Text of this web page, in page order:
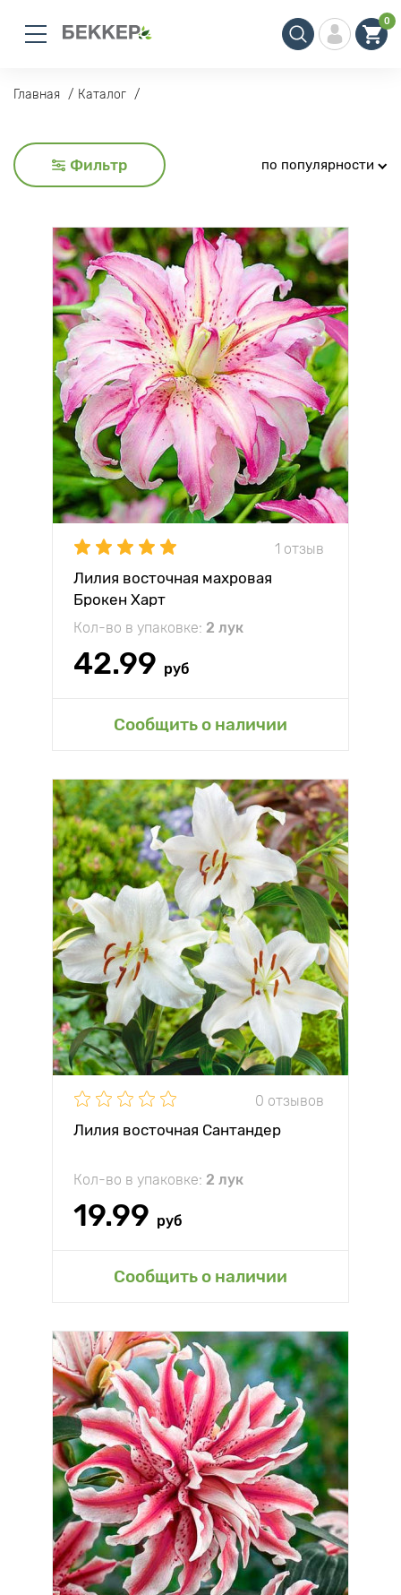
0
Главная Каталог
Фильтр по популярности
1 отзыв
Лилия восточная махровая
Брокен Харт
Кол-во в упаковке: 2 лук
42.99 руб
Сообщить о наличии
0 отзывов
Лилия восточная Сантандер
Кол-во в упаковке: 2 лук
19.99 руб
Сообщить о наличии